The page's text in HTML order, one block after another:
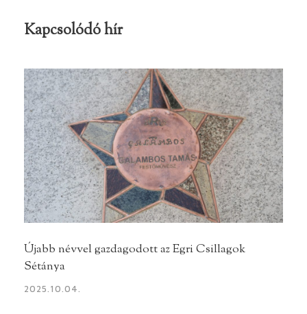
Kapcsolódó hír
Újabb névvel gazdagodott az Egri Csillagok
Sétánya
2025.10.04.